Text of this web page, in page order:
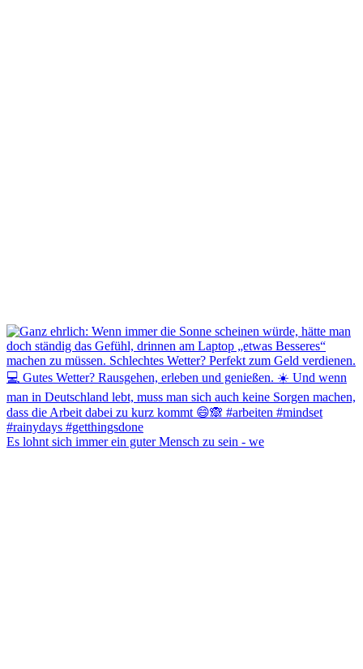
Es lohnt sich immer ein guter Mensch zu sein - we